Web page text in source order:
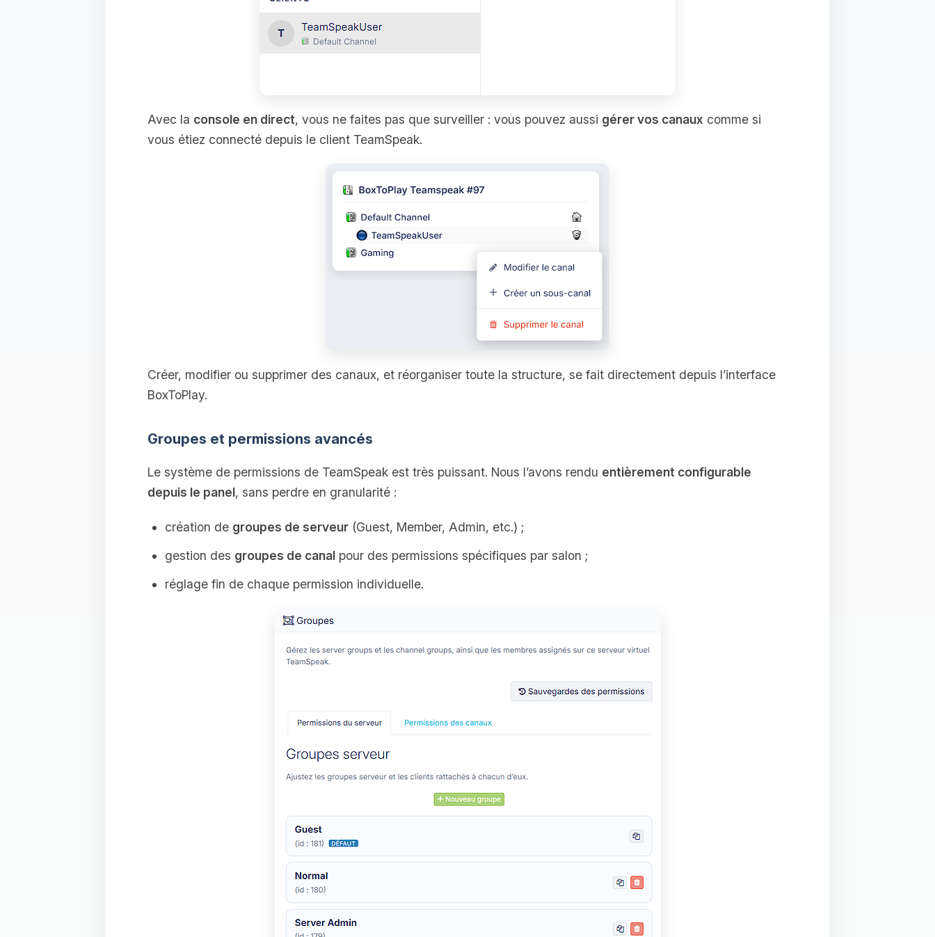
Avec la console en direct, vous ne faites pas que surveiller : vous pouvez aussi gérer vos canaux comme si
vous étiez connecté depuis le client TeamSpeak.
Créer, modifier ou supprimer des canaux, et réorganiser toute la structure, se fait directement depuis l’interface
BoxToPlay.
Groupes et permissions avancés
Le système de permissions de TeamSpeak est très puissant. Nous l’avons rendu entièrement configurable
depuis le panel, sans perdre en granularité :
création de groupes de serveur(Guest, Member, Admin, etc.) ;
gestion des groupes de canalpour des permissions spécifiques par salon ;
réglage fin de chaque permission individuelle.